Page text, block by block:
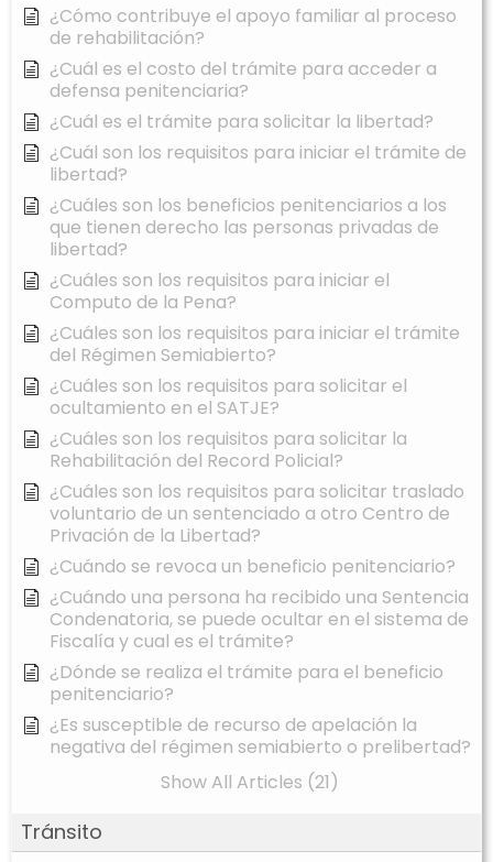
¿Cómo contribuye el apoyo familiar al proceso
de rehabilitación?
¿Cuál es el costo del trámite para acceder a
defensa penitenciaria?
¿Cuál es el trámite para solicitar la libertad?
¿Cuál son los requisitos para iniciar el trámite de
libertad?
¿Cuáles son los beneficios penitenciarios a los
que tienen derecho las personas privadas de
libertad?
¿Cuáles son los requisitos para iniciar el
Computo de la Pena?
¿Cuáles son los requisitos para iniciar el trámite
del Régimen Semiabierto?
¿Cuáles son los requisitos para solicitar el
ocultamiento en el SATJE?
¿Cuáles son los requisitos para solicitar la
Rehabilitación del Record Policial?
¿Cuáles son los requisitos para solicitar traslado
voluntario de un sentenciado a otro Centro de
Privación de la Libertad?
¿Cuándo se revoca un beneficio penitenciario?
¿Cuándo una persona ha recibido una Sentencia
Condenatoria, se puede ocultar en el sistema de
Fiscalía y cual es el trámite?
¿Dónde se realiza el trámite para el beneficio
penitenciario?
¿Es susceptible de recurso de apelación la
negativa del régimen semiabierto o prelibertad?
Show All Articles (21)
Tránsito